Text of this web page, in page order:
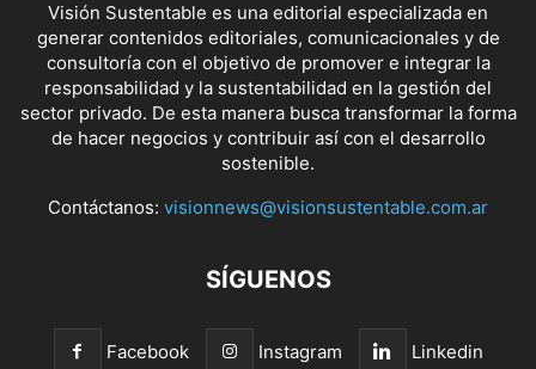
Visión Sustentable es una editorial especializada en
generar contenidos editoriales, comunicacionales y de
consultoría con el objetivo de promover e integrar la
responsabilidad y la sustentabilidad en la gestión del
sector privado. De esta manera busca transformar la forma
de hacer negocios y contribuir así con el desarrollo
sostenible.
Contáctanos: visionnews@visionsustentable.com.ar
SÍGUENOS
Facebook Instagram Linkedin